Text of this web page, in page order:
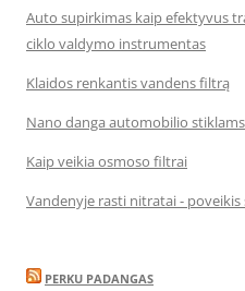
Auto supirkimas kaip efektyvus
ciklo valdymo instrumentas
Klaidos renkantis vandens filtrą
Nano danga automobilio stiklams
Kaip veikia osmoso filtrai
Vandenyje rasti nitratai - poveikis
PERKU PADANGAS